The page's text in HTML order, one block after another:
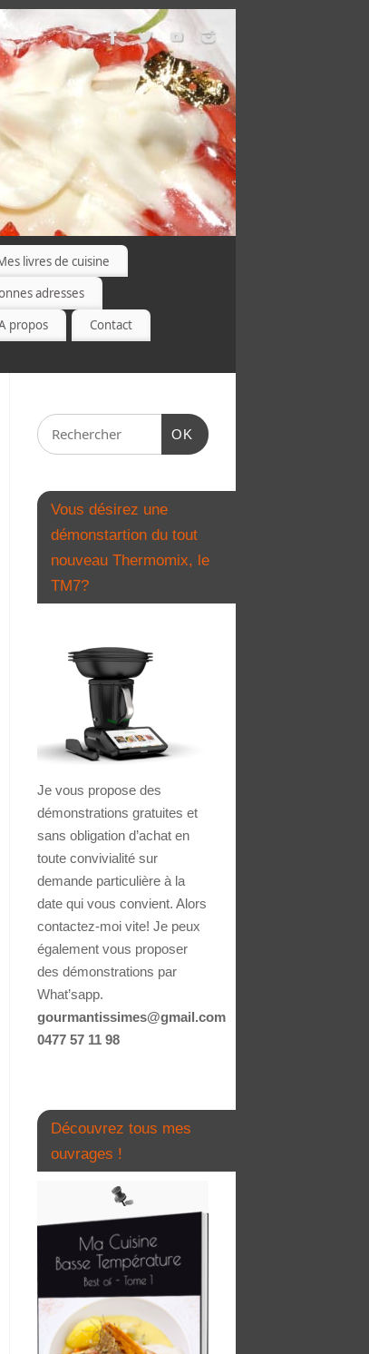
livres de cuisine
adresses
propos
Contact
OK
Vous désirez une
démonstartion du tout
nouveau Thermomix, le
TM7?
Je vous propose des
démonstrations gratuites et
sans obligation d’achat en
toute convivialité sur
demande particulière à la
date qui vous convient. Alors
contactez-moi vite! Je peux
également vous proposer
des démonstrations par
What’sapp.
gourmantissimes@gmail.com
0477 57 11 98
Découvrez tous mes
ouvrages !